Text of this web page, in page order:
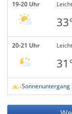
19-20 Uhr
20-21 Uhr
Sonnenuntergang